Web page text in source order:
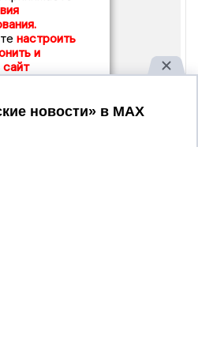
настроить
и
сайт